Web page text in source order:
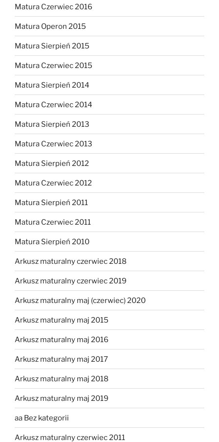
Matura Czerwiec 2016
Matura Operon 2015
Matura Sierpień 2015
Matura Czerwiec 2015
Matura Sierpień 2014
Matura Czerwiec 2014
Matura Sierpień 2013
Matura Czerwiec 2013
Matura Sierpień 2012
Matura Czerwiec 2012
Matura Sierpień 2011
Matura Czerwiec 2011
Matura Sierpień 2010
Arkusz maturalny czerwiec 2018
Arkusz maturalny czerwiec 2019
Arkusz maturalny maj (czerwiec) 2020
Arkusz maturalny maj 2015
Arkusz maturalny maj 2016
Arkusz maturalny maj 2017
Arkusz maturalny maj 2018
Arkusz maturalny maj 2019
aa Bez kategorii
Arkusz maturalny czerwiec 2011